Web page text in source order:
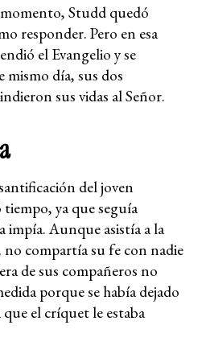
Studd quedó
responder. Pero en esa
el Evangelio y se
mismo día, sus dos
sus vidas al Señor.
del joven
ya que seguía
impía. Aunque asistía a la
no compartía su fe con nadie
de sus compañeros no
porque se había dejado
el críquet le estaba